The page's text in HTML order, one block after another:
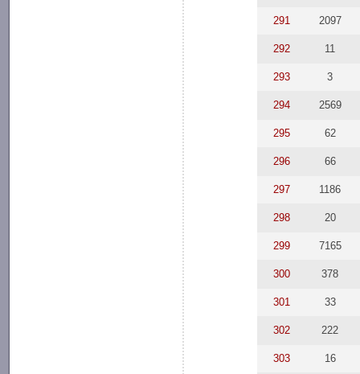
291 2097
292 11
293 3
294 2569
295 62
296 66
297 1186
298 20
299 7165
300 378
301 33
302 222
303 16